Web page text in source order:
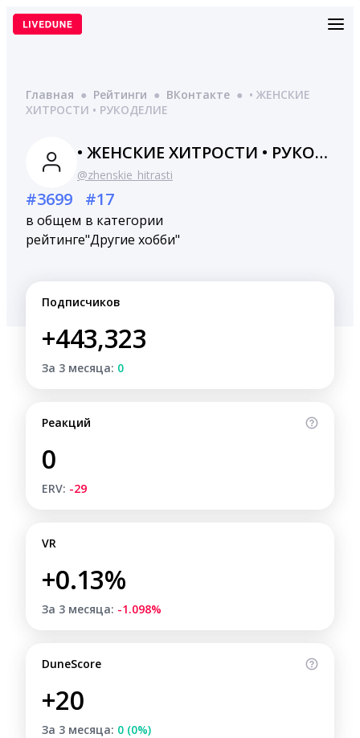
Перейти
Главная ● Рейтинги ● ВКонтакте ● • ЖЕНСКИЕ
ХИТРОСТИ • РУКОДЕЛИЕ
• ЖЕНСКИЕ ХИТРОСТИ • РУКОДЕЛИЕ
@zhenskie_hitrasti
#3699
в общем
рейтинге
#17
в категории
"Другие хобби"
Подписчиков
+443,323
За 3 месяца: 0
Реакций
0
ERV: -29
VR
+0.13%
За 3 месяца: -1.098%
DuneScore
+20
За 3 месяца: 0 (0%)